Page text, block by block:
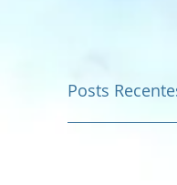
Posts